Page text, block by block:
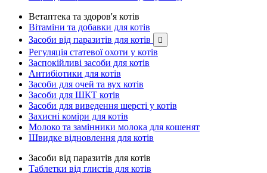
Ветаптека та здоров'я котів
Вітаміни та добавки для котів
Засоби від паразитів для котів

Регуляція статевої охоти у котів
Заспокійливі засоби для котів
Антибіотики для котів
Засоби для очей та вух котів
Засоби для ШКТ котів
Засоби для виведення шерсті у котів
Захисні коміри для котів
Молоко та замінники молока для кошенят
Швидке відновлення для котів
Засоби від паразитів для котів
Таблетки від глистів для котів